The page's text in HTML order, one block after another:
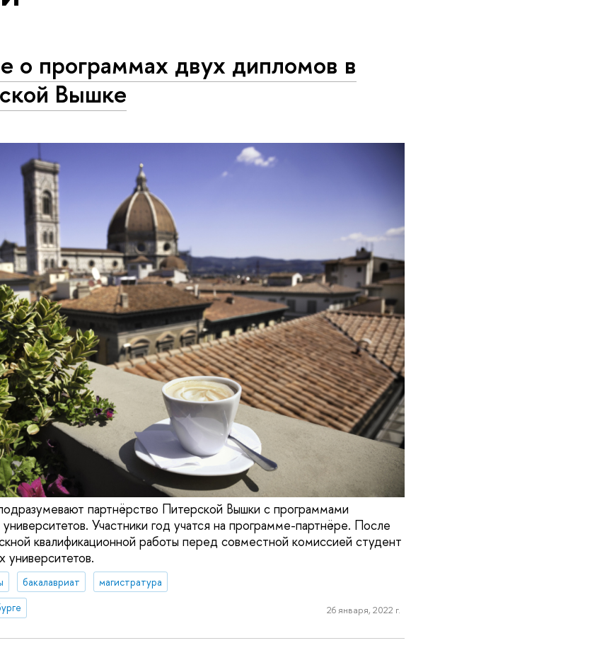
о программах двух дипломов в
Вышке
партнёрство Питерской Вышки с программами
Участники год учатся на программе-партнёре. После
квалификационной работы перед совместной комиссией студент
университетов.
бакалавриат
магистратура
26 января, 2022 г.